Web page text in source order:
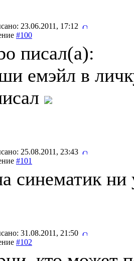
23.06.2011, 17:12
#100
писал(a):
емэйл в
25.08.2011, 23:43
#101
синематик ни
31.08.2011, 21:50
#102